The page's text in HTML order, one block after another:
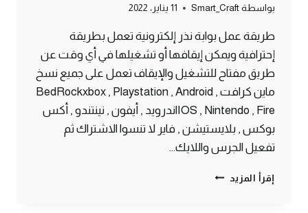
بواسطة Smart_Craft 11 يناير، 2022
طريقة عمل بوابة نذر إلكترونية تعمل بطريقة
إحترافية ويمكن إيقافها أو تشغيلها في أي وقت عن
طريق مفتاح للتشغيل والإيقاف تعمل على جميع نسخ
ماين كرافت BedRockxbox , Playstation , Android ,
IOS , Nintendo , Fireاندرويد , أيفون , نينتندو , أكس
بوكس , بلايستيشن , فاير لا تنسوا الاشتراك ثم
تفعيل الجرس واللايك…
إقرأ المزيد طريقة